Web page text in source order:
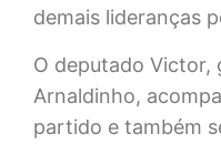
demais lideranças
O deputado Victor,
Arnaldinho,
partido e também